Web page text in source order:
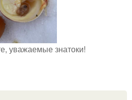
уважаемые знатоки!